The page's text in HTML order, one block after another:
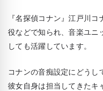
『名探偵コナン』江戸川
役などで知られ、音楽ユニ
しても活躍しています。
コナンの音痴設定にどうし
彼女自身は担当してきたキ